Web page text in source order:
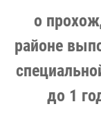
о
районе
до 1